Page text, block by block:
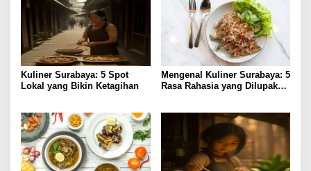
Kuliner Surabaya: 5 Spot
Lokal yang Bikin Ketagihan
Mengenal Kuliner Surabaya: 5
Rasa Rahasia yang Dilupakan